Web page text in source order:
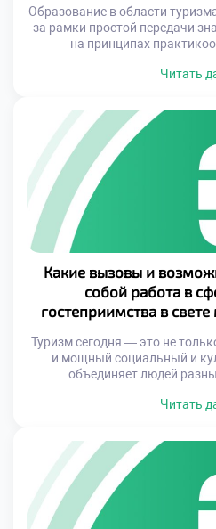
Образование в области
за рамки простой передачи
на принципах
студента. Учебные
внедряют новые методики,
требованиям рынка и
уверенно чувствовать
Особенностью
Читать
Какие вызовы и
собой работа в
гостеприимства в
Туризм сегодня — это не
и мощный социальный и
объединяет людей
экономическому росту.
цифровая трансформация,
и необходимость постоянного
специалисты в данной
Читать